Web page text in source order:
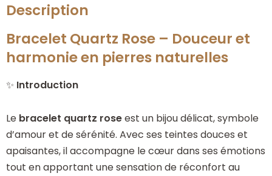
Description
Bracelet Quartz Rose – Douceur et
harmonie en pierres naturelles
✨ Introduction
Le bracelet quartz roseest un bijou délicat, symbole
d’amour et de sérénité. Avec ses teintes douces et
apaisantes, il accompagne le cœur dans ses émotions
tout en apportant une sensation de réconfort au